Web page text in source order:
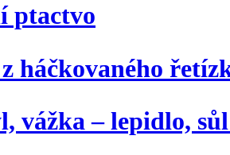
ptactvo
háčkovaného
vážka – lepidlo,